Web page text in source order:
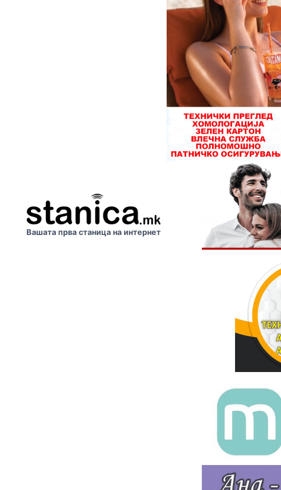
Вашата прва станица на интернет